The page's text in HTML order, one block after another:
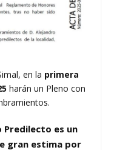
en la primera
harán un Pleno con
Predilecto es un
gran estima por